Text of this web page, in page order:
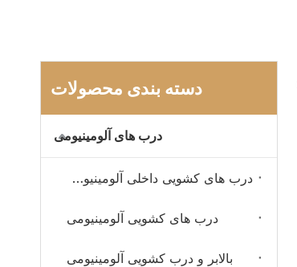
دسته بندی محصولات
درب های آلومینیومی
درب های کشویی داخلی آلومینیومی
درب های کشویی آلومینیومی
بالابر و درب کشویی آلومینیومی